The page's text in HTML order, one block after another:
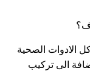
الصحية
الى تركيب